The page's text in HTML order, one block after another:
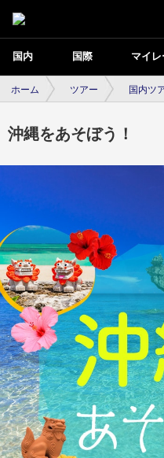
国内 国際 マイ
ホーム ツアー 国内ツ
沖縄をあそぼう！